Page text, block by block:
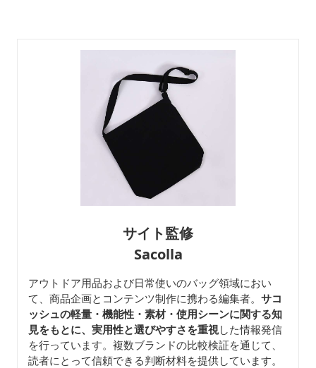
サイト監修
Sacolla
アウトドア用品および日常使いのバッグ領域におい
て、商品企画とコンテンツ制作に携わる編集者。 サコ
ッシュの軽量・機能性・素材・使用シーンに関する知
見をもとに、実用性と選びやすさを重視した情報発信
を行っています。複数ブランドの比較検証を通じて、
読者にとって信頼できる判断材料を提供しています。